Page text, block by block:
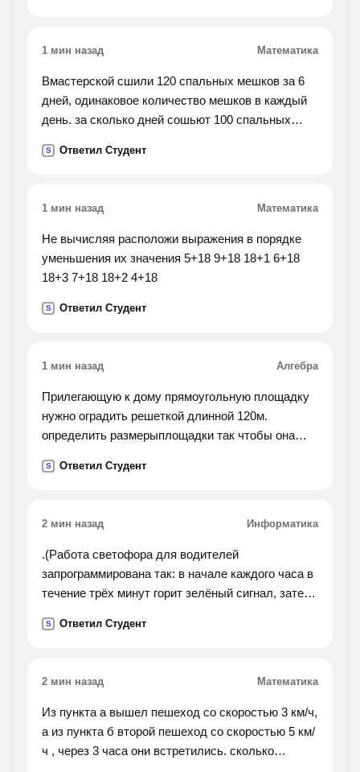
1 мин назад Математика
Вмастерской сшили 120 спальных мешков за 6
дней, одинаковое количество мешков в каждый
день. за сколько дней сошьют 100 спальных
мешков больше?
S Ответил Студент
1 мин назад Математика
Не вычисляя расположи выражения в порядке
уменьшения их значения 5+18 9+18 18+1 6+18
18+3 7+18 18+2 4+18
S Ответил Студент
1 мин назад Алгебра
Прилегающую к дому прямоугольную площадку
нужно оградить решеткой длинной 120м.
определить размерыплощадки так чтобы она
S Ответил Студент
2 мин назад Информатика
.(Работа светофора для водителей
запрограммирована так: в начале каждого часа в
течение трёх минут горит зелёный сигнал, затем,
минут-красный, в течение трёх минут опять горит
очередного часа. определить, сигнал какого
цвета горит для водит. в этот момент.).
S Ответил Студент
2 мин назад Математика
Из пункта а вышел пешеход со скоростью 3 км/ч,
а из пункта б второй пешеход со скоростью 5 км/
ч , через 3 часа они встретились. сколько